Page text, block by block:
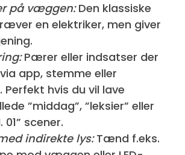
på væggen:Den klassiske
en elektriker, men giver
Pærer eller indsatser der
app, stemme eller
Perfekt hvis du vil lave
”middag”, ”leksier” eller
scener.
indirekte lys:Tænd f.eks.